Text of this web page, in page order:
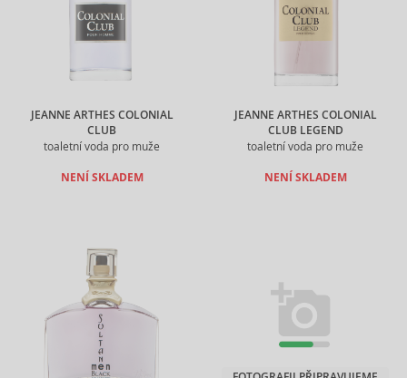
JEANNE ARTHES COLONIAL
CLUB
toaletní voda pro muže
NENÍ SKLADEM
JEANNE ARTHES COLONIAL
CLUB LEGEND
toaletní voda pro muže
NENÍ SKLADEM